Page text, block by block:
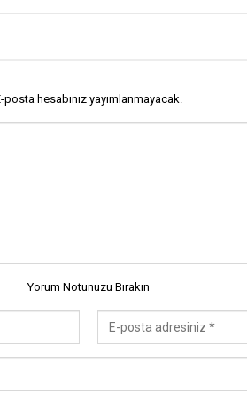
posta hesabınız yayımlanmayacak.
Yorum Notunuzu Bırakın